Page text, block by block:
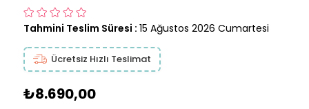
Tahmini Teslim Süresi : 15 Ağustos 2026 Cumartesi
Ücretsiz Hızlı Teslimat
₺8.690,00